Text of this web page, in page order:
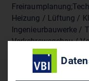
Heizung / Lüftung /
Ingenieurbauwerke /
Verkehrswegebau /
Immobilien
Projektsteuerung;